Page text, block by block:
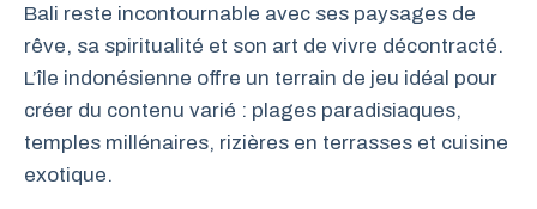
Bali reste incontournable avec ses paysages de
rêve, sa spiritualité et son art de vivre décontracté.
L’île indonésienne offre un terrain de jeu idéal pour
créer du contenu varié : plages paradisiaques,
temples millénaires, rizières en terrasses et cuisine
exotique.